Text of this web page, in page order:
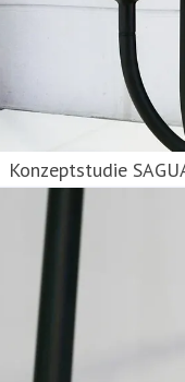
Konzeptstudie